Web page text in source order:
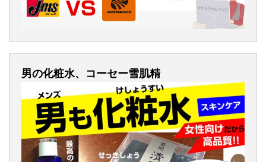
男の化粧水、コーセー雪肌精